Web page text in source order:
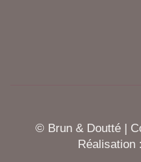
© Brun & Doutté |
Réalisation :